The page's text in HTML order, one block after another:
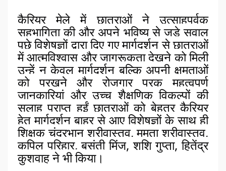
कैरियर मेले में छात्राओं ने उत्साहपूर्वक
सहभागिता की और अपने भविष्य से जुड़े सवाल
पूछे विशेषज्ञों द्वारा दिए गए मार्गदर्शन से छात्राओं
में आत्मविश्वास और जागरूकता देखने को मिली
उन्हें न केवल मार्गदर्शन बल्कि अपनी क्षमताओं
को परखने और रोजगार परक महत्वपूर्ण
जानकारियां और उच्च शैक्षणिक विकल्पों की
सलाह प्राप्त हुईं छात्राओं को बेहतर कैरियर
हेतु मार्गदर्शन बाहर से आए विशेषज्ञों के साथ ही
शिक्षक चंद्रभान श्रीवास्तव, ममता श्रीवास्तव,
कपिल परिहार, बसंती मिंज, शशि गुप्ता, हितेंद्र
कुशवाह ने भी किया।